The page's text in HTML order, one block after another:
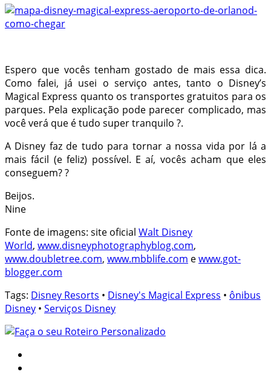
Espero que vocês tenham gostado de mais essa dica.
Como falei, já usei o serviço antes, tanto o Disney’s
Magical Express quanto os transportes gratuitos para os
parques. Pela explicação pode parecer complicado, mas
você verá que é tudo super tranquilo ?.
A Disney faz de tudo para tornar a nossa vida por lá a
mais fácil (e feliz) possível. E aí, vocês acham que eles
conseguem? ?
Beijos.
Nine
Fonte de imagens: site oficial Walt Disney
World, www.disneyphotographyblog.com,
www.doubletree.com, www.mbblife.com ewww.got-
blogger.com
Tags: Disney Resorts • Disney's Magical Express • ônibus
Disney • Serviços Disney